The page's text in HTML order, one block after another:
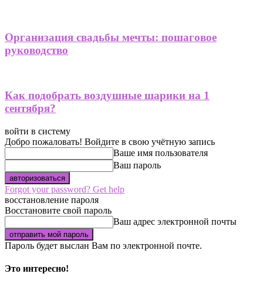
Организация свадьбы мечты: пошаговое
руководство
Как подобрать воздушные шарики на 1
сентября?
войти в систему
Добро пожаловать! Войдите в свою учётную запись
Ваше имя пользователя
Ваш пароль
Forgot your password? Get help
восстановление пароля
Восстановите свой пароль
Ваш адрес электронной почты
Пароль будет выслан Вам по электронной почте.
Это интересно!